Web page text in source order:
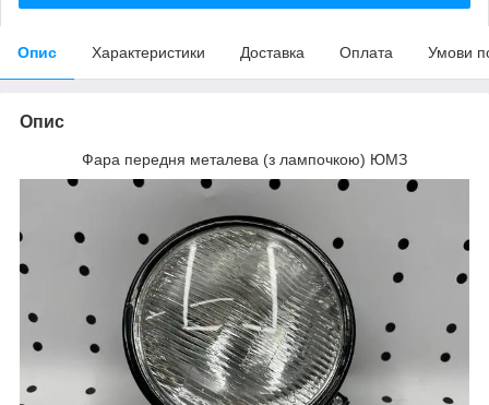
Опис Характеристики Доставка Оплата Умови
Опис
Фара передня металева (з лампочкою) ЮМЗ